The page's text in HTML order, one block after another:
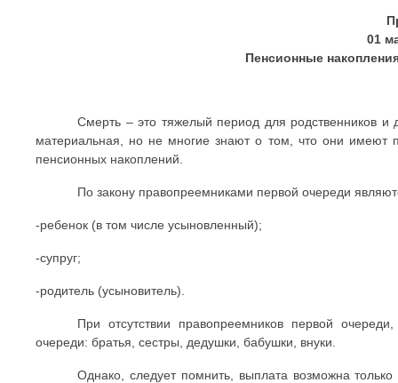
01
Пенсионные
Смерть – это тяжелый период для родственников
материальная, но не многие знают о том, что они имеют
пенсионных накоплений.
По закону правопреемниками первой очереди
-ребенок (в том числе усыновленный);
-супруг;
-родитель (усыновитель).
При отсутствии правопреемников первой
очереди: братья, сестры, дедушки, бабушки, внуки.
Однако, следует помнить, выплата возможна